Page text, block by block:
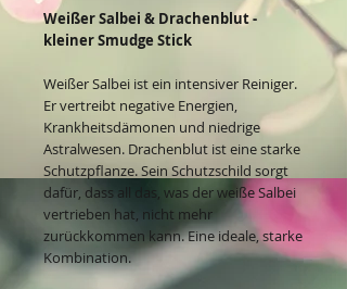
Weißer Salbei & Drachenblut -
kleiner Smudge Stick
Weißer Salbei ist ein intensiver Reiniger.
Er vertreibt negative Energien,
Krankheitsdämonen und niedrige
Astralwesen. Drachenblut ist eine starke
Schutzpflanze. Sein Schutzschild sorgt
dafür, dass all das, was der weiße Salbei
vertrieben hat, nicht mehr
zurückkommen kann. Eine ideale, starke
Kombination.